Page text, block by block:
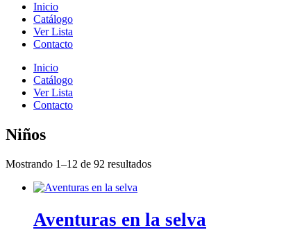
Inicio
Catálogo
Ver Lista
Contacto
Inicio
Catálogo
Ver Lista
Contacto
Niños
Mostrando 1–12 de 92 resultados
Aventuras en la selva